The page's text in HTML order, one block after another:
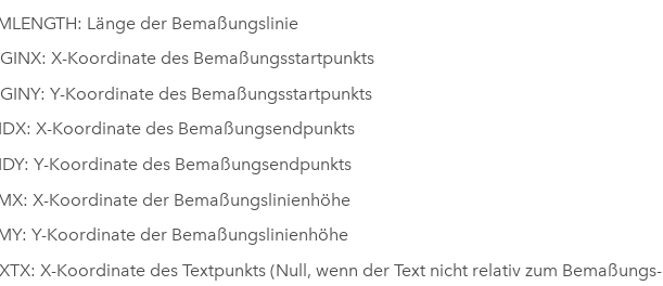
Länge der Bemaßungslinie
X-Koordinate des Bemaßungsstartpunkts
Y-Koordinate des Bemaßungsstartpunkts
X-Koordinate des Bemaßungsendpunkts
Y-Koordinate des Bemaßungsendpunkts
X-Koordinate der Bemaßungslinienhöhe
Y-Koordinate der Bemaßungslinienhöhe
X-Koordinate des Textpunkts (Null, wenn der Text nicht relativ zum Bemaßungs-